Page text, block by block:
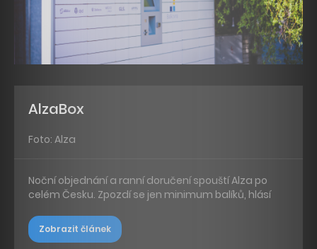
AlzaBox
Foto: Alza
Noční objednání a ranní doručení spouští Alza po
celém Česku. Zpozdí se jen minimum balíků, hlásí
Zobrazit článek